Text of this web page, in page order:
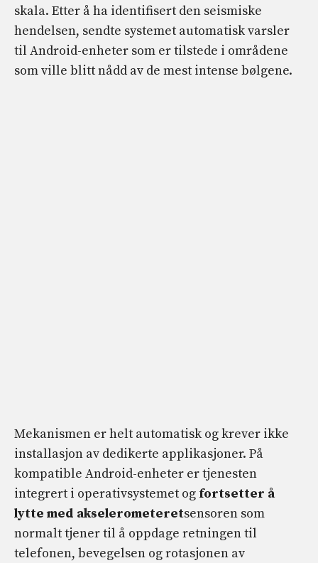
skala. Etter å ha identifisert den seismiske
hendelsen, sendte systemet automatisk varsler
til Android-enheter som er tilstede i områdene
som ville blitt nådd av de mest intense bølgene.
Mekanismen er helt automatisk og krever ikke
installasjon av dedikerte applikasjoner. På
kompatible Android-enheter er tjenesten
integrert i operativsystemet og fortsetter å
lytte med akselerometeretsensoren som
normalt tjener til å oppdage retningen til
telefonen, bevegelsen og rotasjonen av